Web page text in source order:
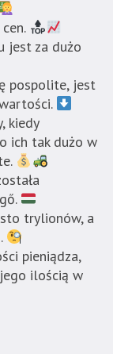
jest za dużo
pospolite, jest
kiedy
ich tak dużo w
trylionów, a
pieniądza,
ilością w